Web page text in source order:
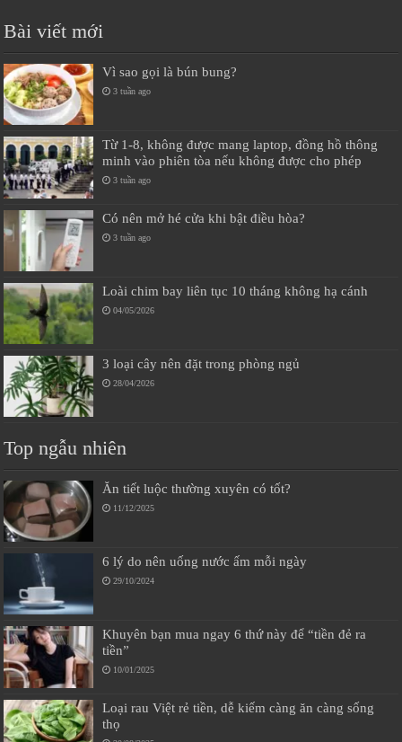
Bài viết mới
Vì sao gọi là bún bung?
3 tuần ago
Từ 1-8, không được mang laptop, đồng hồ thông
minh vào phiên tòa nếu không được cho phép
3 tuần ago
Có nên mở hé cửa khi bật điều hòa?
3 tuần ago
Loài chim bay liên tục 10 tháng không hạ cánh
04/05/2026
3 loại cây nên đặt trong phòng ngủ
28/04/2026
Top ngẫu nhiên
Ăn tiết luộc thường xuyên có tốt?
11/12/2025
6 lý do nên uống nước ấm mỗi ngày
29/10/2024
Khuyên bạn mua ngay 6 thứ này để “tiền đẻ ra
tiền”
10/01/2025
Loại rau Việt rẻ tiền, dễ kiếm càng ăn càng sống
thọ